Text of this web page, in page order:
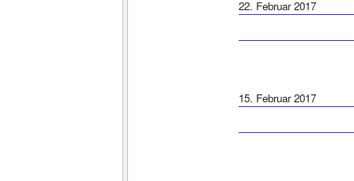
22. Februar 2017
15. Februar 2017